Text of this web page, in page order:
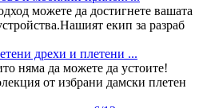
можете да достигнете вашата
екип за разраб
дрехи и плетени ...
няма да можете да устоите!
от избрани дамски плетен